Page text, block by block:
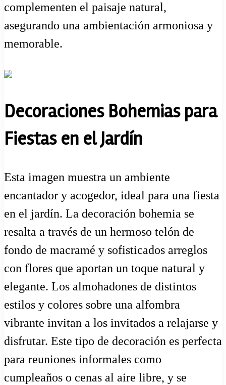
complementen el paisaje natural,
asegurando una ambientación armoniosa y
memorable.
Decoraciones Bohemias para
Fiestas en el Jardín
Esta imagen muestra un ambiente
encantador y acogedor, ideal para una fiesta
en el jardín. La decoración bohemia se
resalta a través de un hermoso telón de
fondo de macramé y sofisticados arreglos
con flores que aportan un toque natural y
elegante. Los almohadones de distintos
estilos y colores sobre una alfombra
vibrante invitan a los invitados a relajarse y
disfrutar. Este tipo de decoración es perfecta
para reuniones informales como
cumpleaños o cenas al aire libre, y se